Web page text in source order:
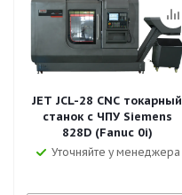
JET JCL-28 CNC токарный
станок с ЧПУ Siemens
828D (Fanuc 0i)
Уточняйте у менеджера